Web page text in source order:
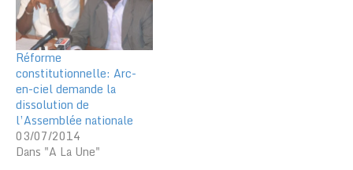
Réforme
constitutionnelle: Arc-
en-ciel demande la
dissolution de
l’Assemblée nationale
03/07/2014
Dans "A La Une"